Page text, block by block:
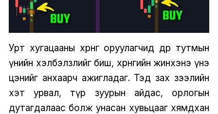
Урт хугацааны хөрөнгө оруулагчид өдөр тутмын
үнийн хэлбэлзлийг биш, хөрөнгийн жинхэнэ үнэ
цэнийг анхаарч ажигладаг. Тэд зах зээлийн
хэт урвал, түр зуурын айдас, орлогын
дутагдалаас болж унасан хувьцааг хямдхан